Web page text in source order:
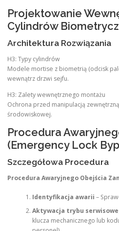
Projektowanie
Cylindrów
Architektura Rozwiązania
H3: Typy cylindrów
Modele mortise z biometrią (odcisk
wewnątrz drzwi sejfu.
H3: Zalety wewnętrznego montażu
Ochrona przed manipulacją
środowiskowej.
Procedura
(Emergency Lock
Szczegółowa Procedura
Procedura Awaryjnego Obejścia
Identyfikacja awarii –
Aktywacja trybu
klucza mechanicznego lub